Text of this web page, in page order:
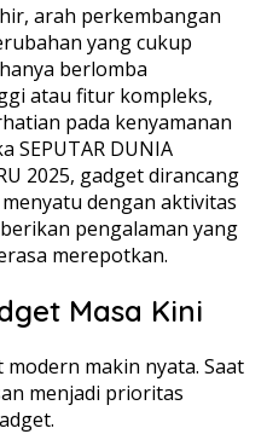
arah perkembangan
yang cukup
berlomba
atau fitur kompleks,
pada kenyamanan
SEPUTAR DUNIA
2025, gadget dirancang
dengan aktivitas
pengalaman yang
merepotkan.
Masa Kini
makin nyata. Saat
menjadi prioritas